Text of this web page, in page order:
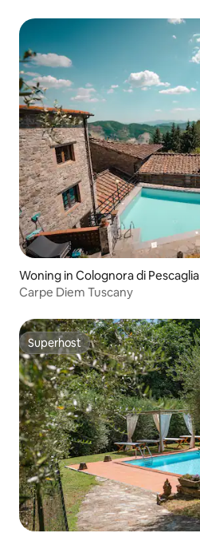
Woning in Colognora di Pescaglia
Carpe Diem Tuscany
Superhost
Superhost